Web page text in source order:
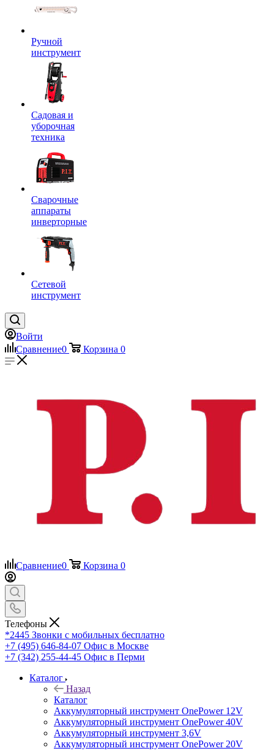
Ручной
инструмент
Садовая и
уборочная
техника
Сварочные
аппараты
инверторные
Сетевой
инструмент
Войти
Сравнение0 Корзина 0
Сравнение0 Корзина 0
Телефоны
*2445 Звонки с мобильных бесплатно
+7 (495) 646-84-07 Офис в Москве
+7 (342) 255-44-45 Офис в Перми
Каталог
Назад
Каталог
Аккумуляторный инструмент OnePower 12V
Аккумуляторный инструмент OnePower 40V
Аккумуляторный инструмент 3,6V
Аккумуляторный инструмент OnePower 20V